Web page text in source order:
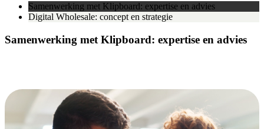
Samenwerking met Klipboard: expertise en advies
Digital Wholesale: concept en strategie
Samenwerking met Klipboard: expertise en advies